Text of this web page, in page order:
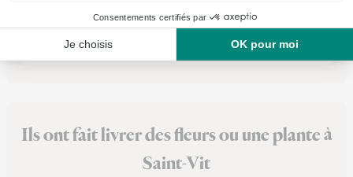
27, rue Jules Grevy
Voir la boutique
Ils ont fait livrer des fleurs ou une plante à
Saint-Vit